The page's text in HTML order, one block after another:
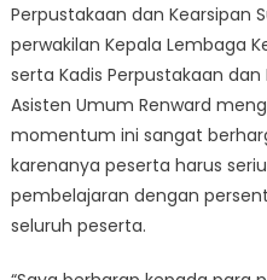
Perpustakaan dan Kearsipan
perwakilan Kepala Lembaga
serta Kadis Perpustakaan
Asisten Umum Renward
momentum ini sangat
karenanya peserta harus
pembelajaran dengan
seluruh peserta.